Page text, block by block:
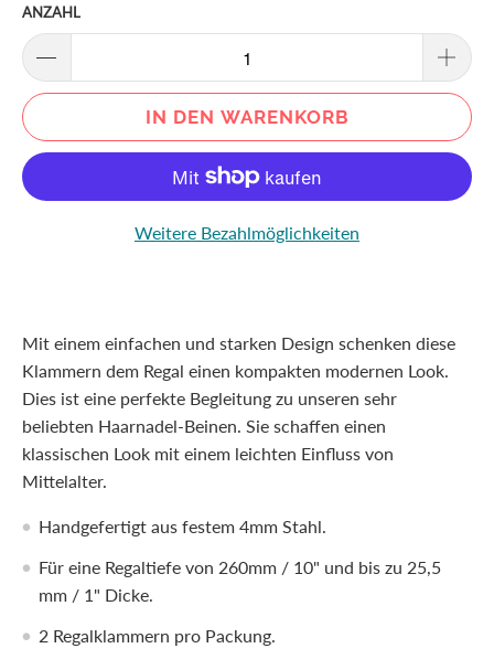
ANZAHL
IN DEN WARENKORB
Weitere Bezahlmöglichkeiten
Mit einem einfachen und starken Design schenken diese
Klammern dem Regal einen kompakten modernen Look.
Dies ist eine perfekte Begleitung zu unseren sehr
beliebten Haarnadel-Beinen. Sie schaffen einen
klassischen Look mit einem leichten Einfluss von
Mittelalter.
Handgefertigt aus festem 4mm Stahl.
Für eine Regaltiefe von 260mm / 10" und bis zu 25,5
mm / 1" Dicke.
2 Regalklammern pro Packung.